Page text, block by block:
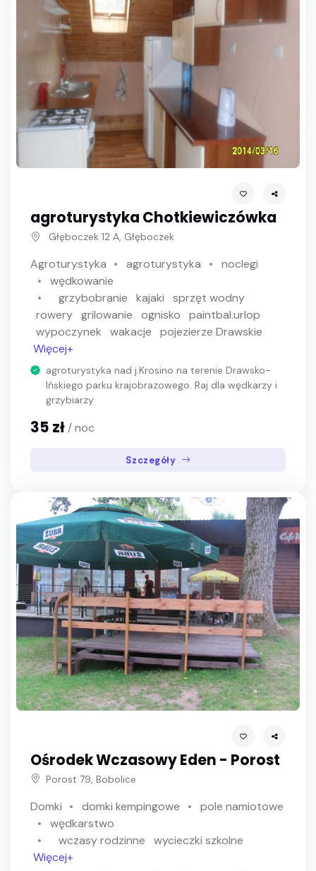
agroturystyka Chotkiewiczówka
Głęboczek 12 A, Głęboczek
Agroturystyka agroturystyka
noclegi
wędkowanie
grzybobranie
kajaki
sprzęt wodny
rowery grilowanie ognisko
paintbal.urlop
wypoczynek
wakacje
pojezierze Drawskie
Więcej+
agroturystyka nad j.Krosino na terenie Drawsko-
Ińskiego parku krajobrazowego. Raj dla wędkarzy i
grzybiarzy
35 zł / noc
Szczegóły
Ośrodek Wczasowy Eden - Porost
Porost 79, Bobolice
Domki domki kempingowe
pole namiotowe
wędkarstwo
wczasy rodzinne
wycieczki szkolne
Więcej+